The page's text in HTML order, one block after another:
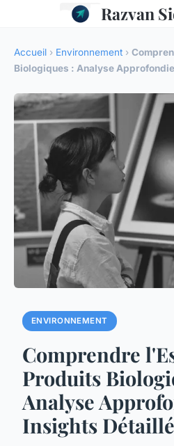
Razvan
Accueil › Environnement ›
Biologiques : Analyse
ENVIRONNEMENT
Comprendre
Produits
Analyse
Insights